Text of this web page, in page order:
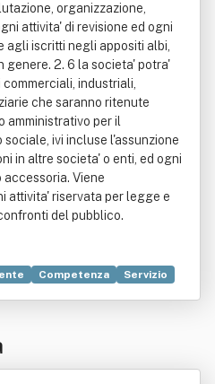
organizzazione,
attivita' di revisione ed ogni
iscritti negli appositi albi,
genere. 2. 6 la societa' potra'
industriali,
che saranno ritenute
amministrativo per il
ivi incluse l'assunzione
in altre societa' o enti, ed ogni
Viene
attivita' riservata per legge e
del pubblico.
Competenza
Servizio
umane